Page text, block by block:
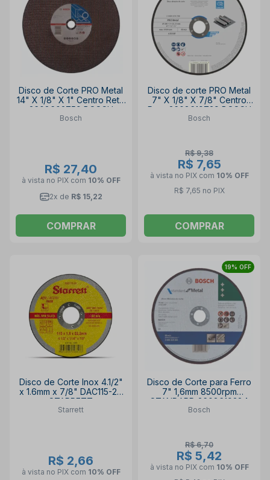
Disco de Corte PRO Metal
14" X 1/8" X 1" Centro Reto
2608602759 BOSCH
Bosch
R$ 27,40
à vista no PIX com 10% OFF
2x de R$ 15,22
COMPRAR
Disco de corte PRO Metal
7" X 1/8" X 7/8" Centro
Reto 2608619739 BOSCH
Bosch
R$ 9,38
R$ 7,65
à vista no PIX com 10% OFF
R$ 7,65 no PIX
COMPRAR
Disco de Corte Inox 4.1/2"
x 1.6mm x 7/8" DAC115-24
STARRETT
Starrett
R$ 2,66
à vista no PIX com 10% OFF
19% OFF
Disco de Corte para Ferro
7" 1,6mm 8500rpm
STANDARD 2608619384
BOSCH
Bosch
R$ 6,70
R$ 5,42
à vista no PIX com 10% OFF